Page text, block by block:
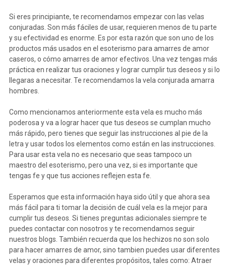
Si eres principiante, te recomendamos empezar con las velas
conjuradas. Son más fáciles de usar, requieren menos de tu parte
y su efectividad es enorme. Es por esta razón que son uno de los
productos más usados en el esoterismo para amarres de amor
caseros, o cómo amarres de amor efectivos. Una vez tengas más
práctica en realizar tus oraciones y lograr cumplir tus deseos y si lo
llegaras a necesitar. Te recomendamos la vela conjurada amarra
hombres.
Como mencionamos anteriormente esta vela es mucho más
poderosa y va a lograr hacer que tus deseos se cumplan mucho
más rápido, pero tienes que seguir las instrucciones al pie de la
letra y usar todos los elementos como están en las instrucciones.
Para usar esta vela no es necesario que seas tampoco un
maestro del esoterismo, pero una vez, si es importante que
tengas fe y que tus acciones reflejen esta fe.
Esperamos que esta información haya sido útil y que ahora sea
más fácil para ti tomar la decisión de cuál vela es la mejor para
cumplir tus deseos. Si tienes preguntas adicionales siempre te
puedes contactar con nosotros y te recomendamos seguir
nuestros blogs. También recuerda que los hechizos no son solo
para hacer amarres de amor, sino tambien puedes usar diferentes
velas y oraciones para diferentes propósitos, tales como: Atraer